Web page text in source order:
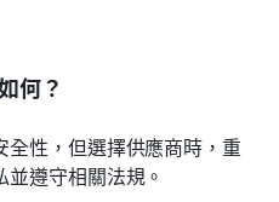
何？
性，但選擇供應商時，重
遵守相關法規。